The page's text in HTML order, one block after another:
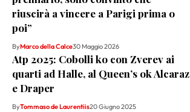
riuscirà a vincere a Parigi prima o
poi”
ByMarco della Calce30 Maggio 2026
Atp 2025: Cobolli ko con Zverev ai
quarti ad Halle, al Queen’s ok Alcaraz
e Draper
ByTommaso de Laurentiis20 Giugno 2025